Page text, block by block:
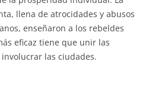
llena de atrocidades y abusos
enseñaron a los rebeldes
eficaz tiene que unir las
las ciudades.